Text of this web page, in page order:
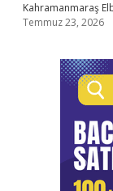
Kahramanmaraş
Temmuz 23, 2026